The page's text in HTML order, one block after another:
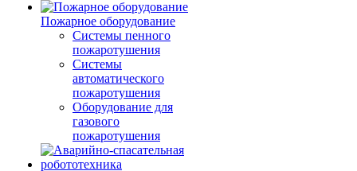
Пожарное оборудование
Системы пенного
пожаротушения
Системы
автоматического
пожаротушения
Оборудование для
газового
пожаротушения